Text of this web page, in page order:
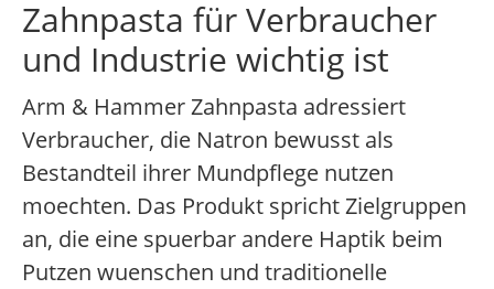
Zahnpasta für Verbraucher
und Industrie wichtig ist
Arm & Hammer Zahnpasta adressiert
Verbraucher, die Natron bewusst als
Bestandteil ihrer Mundpflege nutzen
moechten. Das Produkt spricht Zielgruppen
an, die eine spuerbar andere Haptik beim
Putzen wuenschen und traditionelle